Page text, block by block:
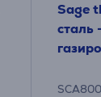
Sage
сталь